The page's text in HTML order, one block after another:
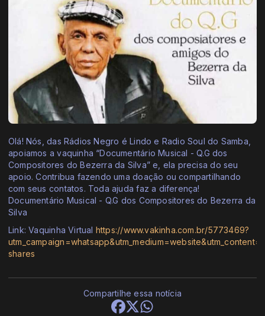
Olá! Nós, das Rádios Negro é Lindo e Radio Soul do Samba,
apoiamos a vaquinha “Documentário Musical - Q.G dos
Compositores do Bezerra da Silva” e, ela precisa do seu
apoio. Contribua fazendo uma doação ou compartilhando
com seus contatos. Toda ajuda faz a diferença!
Documentário Musical - Q.G dos Compositores do Bezerra da
Silva
Link: Vaquinha Virtual https://www.vakinha.com.br/5773469?
shares
Compartilhe essa notícia